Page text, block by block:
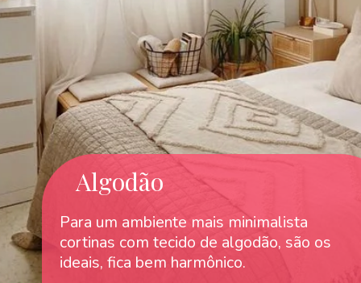
Algodão
Para um ambiente mais minimalista
cortinas com tecido de algodão, são os
ideais, fica bem harmônico.